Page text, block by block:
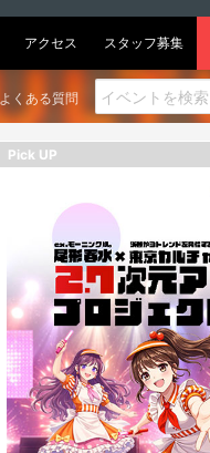
アクセス スタッフ募集
よくある質問
Pick UP